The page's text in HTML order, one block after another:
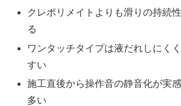
クレポリメイトよりも滑りの持続
る
ワンタッチタイプは液だれしにく
すい
施工直後から操作音の静音化が実
多い